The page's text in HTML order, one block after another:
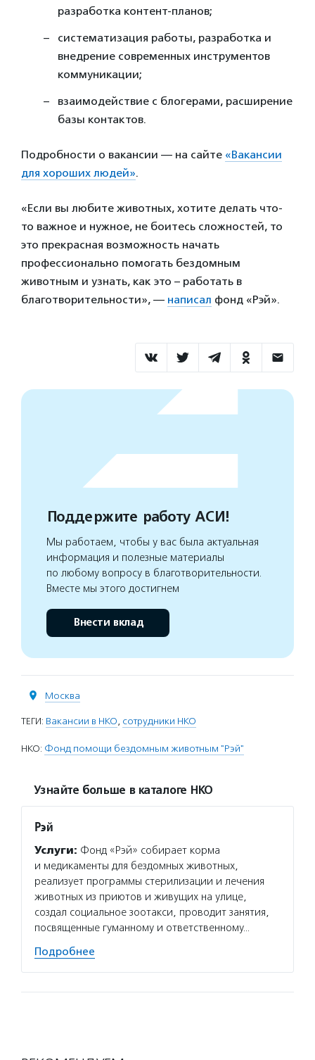
разработка контент-планов;
систематизация работы, разработка и
внедрение современных инструментов
коммуникации;
взаимодействие с блогерами, расширение
базы контактов.
Подробности о вакансии — на сайте «Вакансии
для хороших людей».
«Если вы любите животных, хотите делать что-
то важное и нужное, не боитесь сложностей, то
это прекрасная возможность начать
профессионально помогать бездомным
животным и узнать, как это – работать в
благотворительности», — написал фонд «Рэй».
Поддержите работу АСИ!
Мы работаем, чтобы у вас была актуальная
информация и полезные материалы
по любому вопросу в благотворительности.
Вместе мы этого достигнем
Внести вклад
Москва
ТЕГИ: Вакансии в НКО, сотрудники НКО
НКО: Фонд помощи бездомным животным "Рэй"
Узнайте больше в каталоге НКО
Рэй
Услуги: Фонд «Рэй» собирает корма
и медикаменты для бездомных животных,
реализует программы стерилизации и лечения
животных из приютов и живущих на улице,
создал социальное зоотакси, проводит занятия,
посвященные гуманному и ответственному…
Подробнее